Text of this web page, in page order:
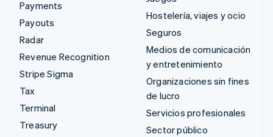
Payments
Payouts
Radar
Revenue Recognition
Stripe Sigma
Tax
Terminal
Treasury
Hostelería, viajes y ocio
Seguros
Medios de comunicación
y entretenimiento
Organizaciones sin fines
de lucro
Servicios profesionales
Sector público